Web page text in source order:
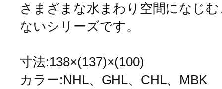
さまざまな水まわり空間になじ
ないシリーズです。
寸法:138×(137)×(100)
カラー:NHL、GHL、CHL、MBK